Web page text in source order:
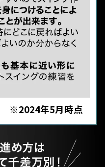
※2024年5月時点